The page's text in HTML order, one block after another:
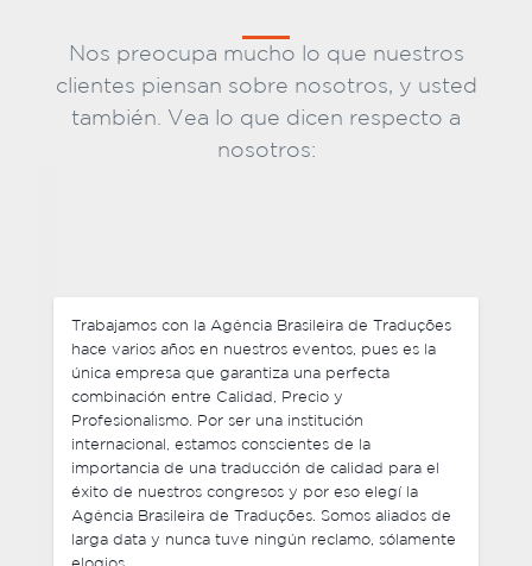
Nos preocupa mucho lo que nuestros
clientes piensan sobre nosotros, y usted
también. Vea lo que dicen respecto a
nosotros:
No solamente negociamos precios competitivos,
sino que además de esto, cada uno de nuestros
pedidos fueron entregados antes del plazo y los
profesionales de la Agência Brasileira de Traduções
fueron muy flexibles con cambios de última hora en
algunos de los archivos finales que enviamos. Fue
excelente tratar con el equipo de la Agência
Brasileira de Traduções y no tengo ninguna duda
en recomendar sus servicios. Estoy ansioso por
trabajar con ustedes nuevamente en el futuro.